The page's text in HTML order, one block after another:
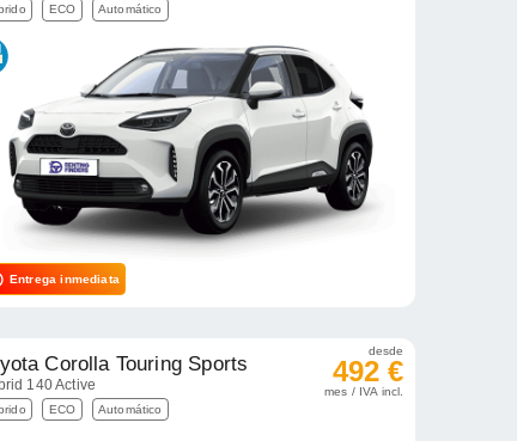
ECO Automático
Entrega inmediata
Corolla Touring Sports
140 Active
ECO Automático
desde
492 €
mes / IVA incl.